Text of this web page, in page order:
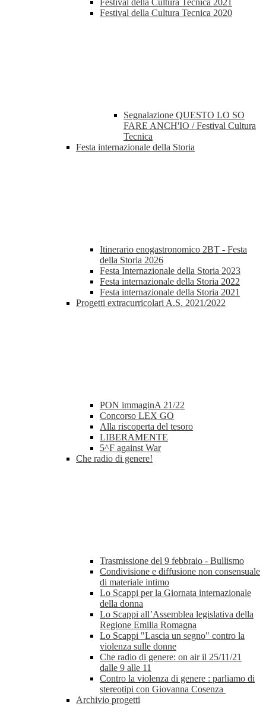
Festival della Cultura Tecnica 2021
Festival della Cultura Tecnica 2020
Segnalazione QUESTO LO SO
FARE ANCH'IO / Festival Cultura
Tecnica
Festa internazionale della Storia
Itinerario enogastronomico 2BT - Festa
della Storia 2026
Festa Internazionale della Storia 2023
Festa internazionale della Storia 2022
Festa internazionale della Storia 2021
Progetti extracurricolari A.S. 2021/2022
PON immaginA 21/22
Concorso LEX GO
Alla riscoperta del tesoro
LIBERAMENTE
5^F against War
Che radio di genere!
Trasmissione del 9 febbraio - Bullismo
Condivisione e diffusione non consensuale
di materiale intimo
Lo Scappi per la Giornata internazionale
della donna
Lo Scappi all’Assemblea legislativa della
Regione Emilia Romagna
Lo Scappi "Lascia un segno" contro la
violenza sulle donne
Che radio di genere: on air il 25/11/21
dalle 9 alle 11
Contro la violenza di genere : parliamo di
stereotipi con Giovanna Cosenza
Archivio progetti